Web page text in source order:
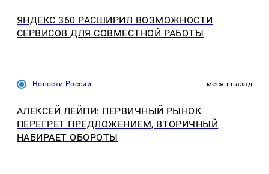
ЯНДЕКС 360 РАСШИРИЛ ВОЗМОЖНОСТИ
СЕРВИСОВ ДЛЯ СОВМЕСТНОЙ РАБОТЫ
Новости России месяц назад
АЛЕКСЕЙ ЛЕЙПИ: ПЕРВИЧНЫЙ РЫНОК
ПЕРЕГРЕТ ПРЕДЛОЖЕНИЕМ, ВТОРИЧНЫЙ
НАБИРАЕТ ОБОРОТЫ